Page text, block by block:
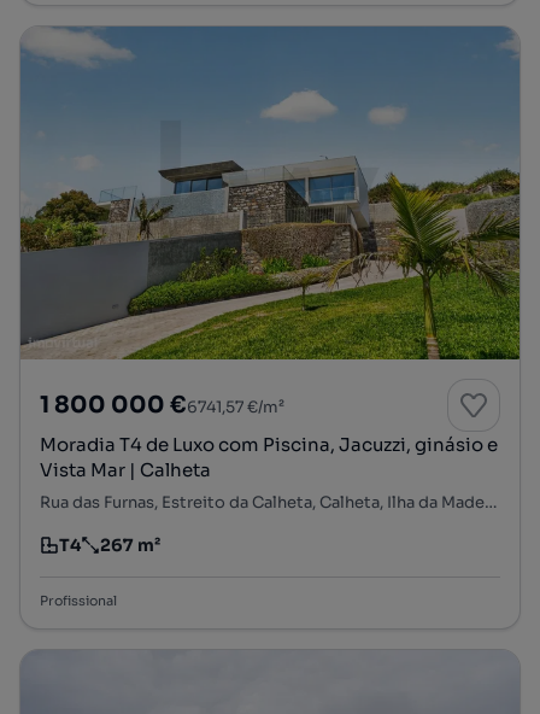
1 800 000 €6741,57 €/m²
Moradia T4 de Luxo com Piscina, Jacuzzi, ginásio e
Vista Mar | Calheta
Rua das Furnas, Estreito da Calheta, Calheta, Ilha da Madeira
Tipologia
T4
Preço por metro quadrado
267 m²
Profissional